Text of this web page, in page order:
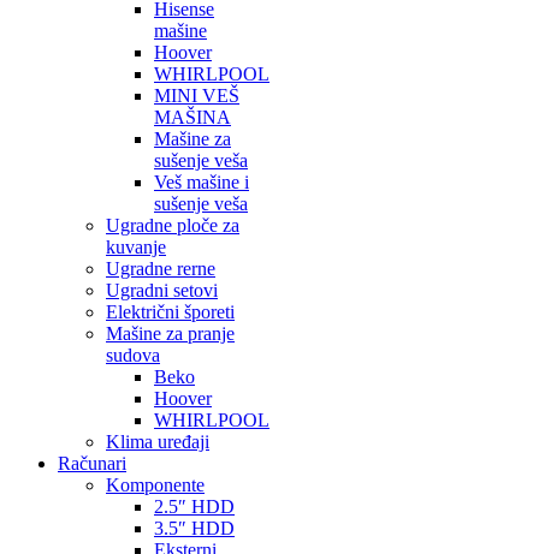
Hisense
mašine
Hoover
WHIRLPOOL
MINI VEŠ
MAŠINA
Mašine za
sušenje veša
Veš mašine i
sušenje veša
Ugradne ploče za
kuvanje
Ugradne rerne
Ugradni setovi
Električni šporeti
Mašine za pranje
sudova
Beko
Hoover
WHIRLPOOL
Klima uređaji
Računari
Komponente
2.5″ HDD
3.5″ HDD
Eksterni